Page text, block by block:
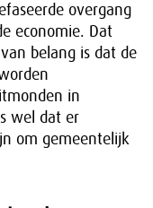
overgang
economie. Dat
belang is dat de
in
wel dat er
om gemeentelijk